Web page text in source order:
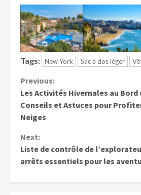
Tags: New York Sac à dos léger
Continue
Reading
Previous:
Les Activités Hivernales au Bord
Conseils et Astuces pour
Neiges
Next:
Liste de contrôle de
arrêts essentiels pour les